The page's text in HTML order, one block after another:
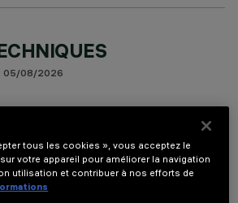
05/08/2026
à encastrer à sources LED.
extrêmement compactes du produit,
du système optique garantit une
tous les cookies », vous acceptez le
votre appareil pour améliorer la navigation
utilisation et contribuer à nos efforts de